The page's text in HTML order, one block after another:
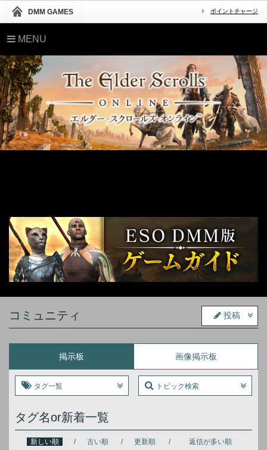
DMM GAMES ポイントチャージ
MENU
コミュニティ 投稿
掲示板 画像掲示板
タグ一覧 トピック検索
タグ名or新着一覧
新しい順 古い順 更新順 返信が多い順